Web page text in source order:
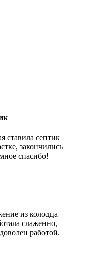
ставила септик
закончились
спасибо!
из колодца
слаженно,
работой.